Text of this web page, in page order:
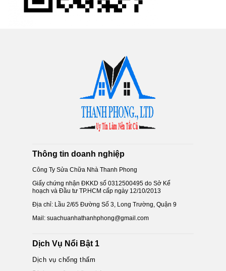
Thông tin doanh nghiệp
Công Ty Sửa Chữa Nhà Thanh Phong
Giấy chứng nhận ĐKKD số 0312500495 do Sở Kế
hoạch và Đầu tư TP.HCM cấp ngày 12/10/2013
Địa chỉ: Lầu 2/65 Đường Số 3, Long Trường, Quận 9
Mail: suachuanhathanhphong@gmail.com
Dịch Vụ Nổi Bật 1
Dịch vụ chống thấm